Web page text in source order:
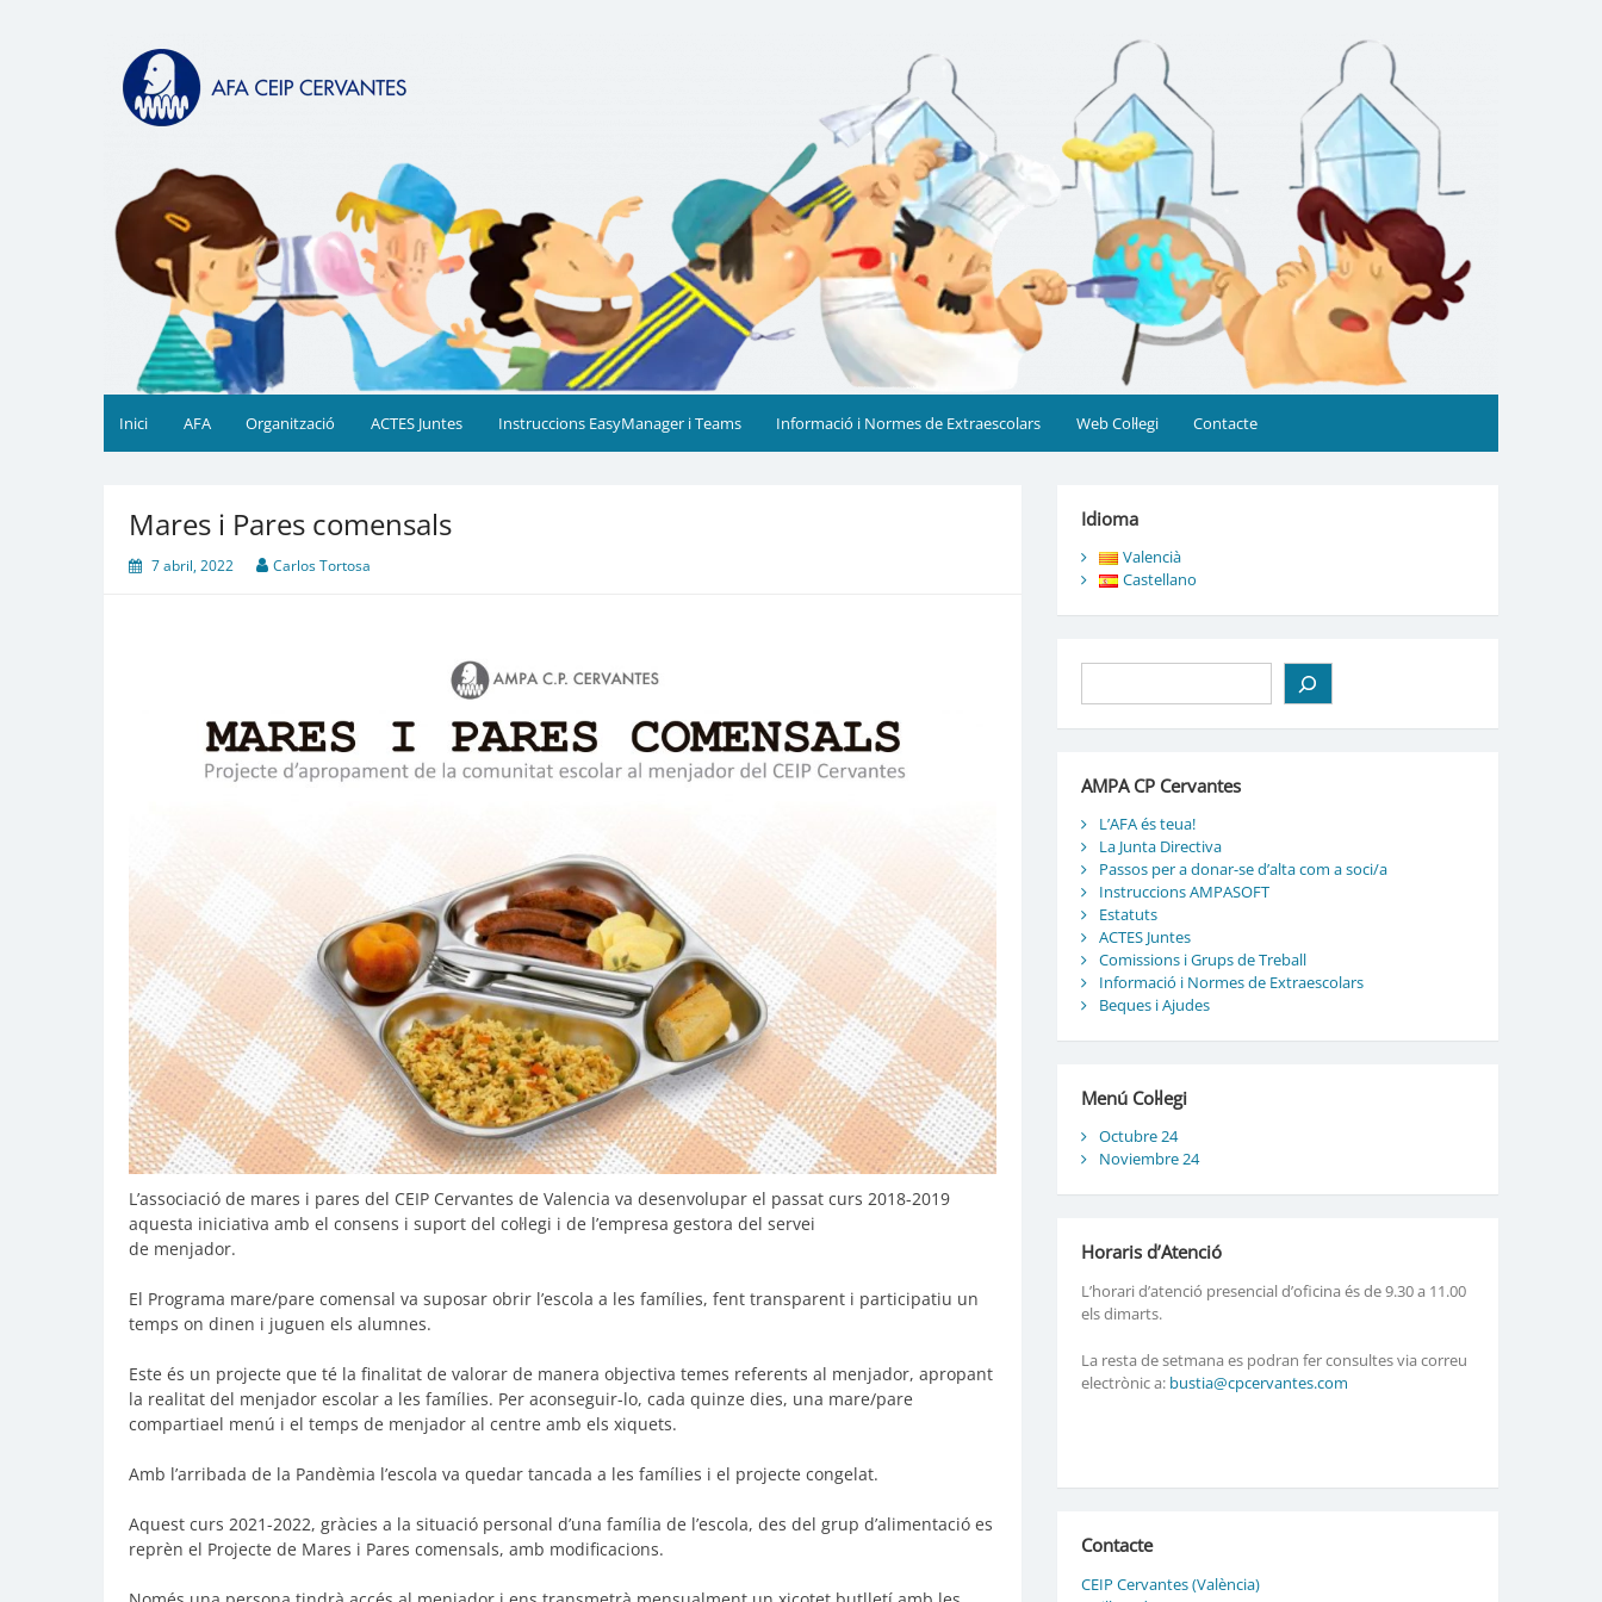
AFA CEIP Cervantes València
AFA CEIP Cervantes València
Inici AFA Organització ACTES Juntes Instruccions EasyManager i Teams Informació i Normes de Extraescolars Web Col·legi Contacte
Mares i Pares comensals
7 abril, 2022 Carlos Tortosa
L’associació de mares i pares del CEIP Cervantes de Valencia va desenvolupar el passat curs 2018-2019
aquesta iniciativa amb el consens i suport del col·legi i de l’empresa gestora del servei
de menjador.
El Programa mare/pare comensal va suposar obrir l’escola a les famílies, fent transparent i participatiu un
temps on dinen i juguen els alumnes.
Este és un projecte que té la finalitat de valorar de manera objectiva temes referents al menjador, apropant
la realitat del menjador escolar a les famílies. Per aconseguir-lo, cada quinze dies, una mare/pare
compartiael menú i el temps de menjador al centre amb els xiquets.
Amb l’arribada de la Pandèmia l’escola va quedar tancada a les famílies i el projecte congelat.
Aquest curs 2021-2022, gràcies a la situació personal d’una família de l’escola, des del grup d’alimentació es
reprèn el Projecte de Mares i Pares comensals, amb modificacions.
Idioma
Valencià
Castellano
AMPA CP Cervantes
L’AFA és teua!
La Junta Directiva
Passos per a donar-se d’alta com a soci/a
Instruccions AMPASOFT
Estatuts
ACTES Juntes
Comissions i Grups de Treball
Informació i Normes de Extraescolars
Beques i Ajudes
Menú Col·legi
Octubre 24
Noviembre 24
Horaris d’Atenció
L’horari d’atenció presencial d’oficina és de 9.30 a 11.00
els dimarts.
La resta de setmana es podran fer consultes via correu
electrònic a: bustia@cpcervantes.com
Contacte
CEIP Cervantes (València)